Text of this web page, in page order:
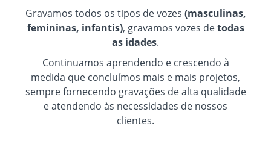
Gravamos todos os tipos de vozes (masculinas,
femininas, infantis), gravamos vozes detodas
as idades.
Continuamos aprendendo e crescendo à
medida que concluímos mais e mais projetos,
sempre fornecendo gravações de alta qualidade
e atendendo às necessidades de nossos
clientes.